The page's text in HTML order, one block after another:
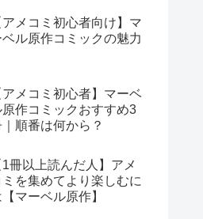
アメコミ初心者向け】マ
ベル原作コミックの魅力
アメコミ初心者】マーベ
原作コミックおすすめ3
順番は何から？
1冊以上読んだ人】アメ
ミを集めてより楽しむに
【マーベル原作】